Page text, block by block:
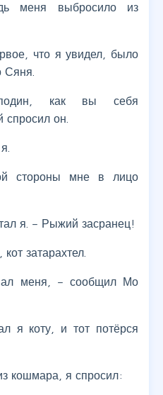
меня выбросило из
что я увидел, было
Сяня.
как вы себя
спросил он.
стороны мне в лицо
я. – Рыжий засранец!
затарахтел.
меня, – сообщил Мо
я коту, и тот потёрся
кошмара, я спросил: